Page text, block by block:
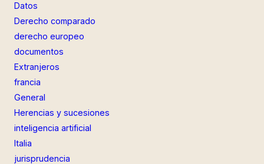
Datos
Derecho comparado
derecho europeo
documentos
Extranjeros
francia
General
Herencias y sucesiones
inteligencia artificial
Italia
jurisprudencia